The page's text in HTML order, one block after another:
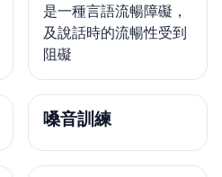
是一種言語流暢障礙，
及說話時的流暢性受到
阻礙
嗓音訓練